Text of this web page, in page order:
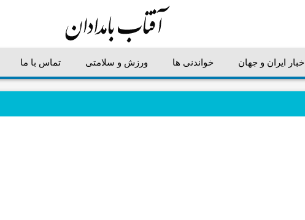
اخبار ایران و جهان خواندنی ها ورزش و سلامتی تماس با ما